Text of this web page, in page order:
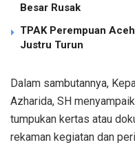
Besar Rusak
TPAK Perempuan
Justru Turun
Dalam sambutannya,
Azharida, SH
tumpukan kertas atau
rekaman kegiatan dan